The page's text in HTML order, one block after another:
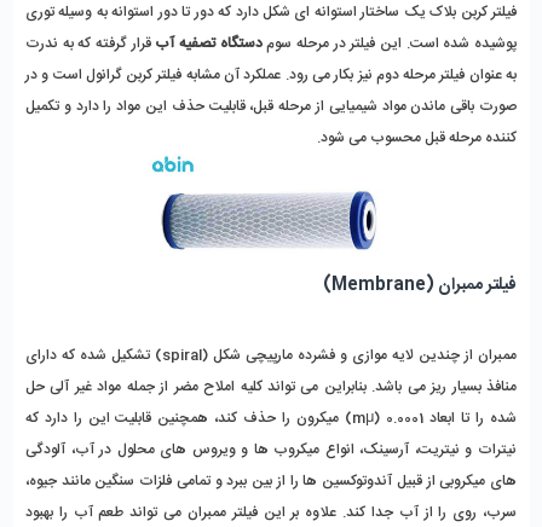
فیلتر کربن بلاک یک ساختار استوانه ای شکل دارد که دور تا دور استوانه به وسیله توری
پوشیده شده است. این فیلتر در مرحله سومدستگاه تصفیه آبقرار گرفته که به ندرت
به عنوان فیلتر مرحله دوم نیز بکار می رود. عملکرد آن مشابه فیلتر کربن گرانول است و در
صورت باقی ماندن مواد شیمیایی از مرحله قبل، قابلیت حذف این مواد را دارد و تکمیل
کننده مرحله قبل محسوب می شود.
فیلتر ممبران (Membrane)
ممبران از چندین لایه موازی و فشرده مارپیچی شکل (spiral) تشکیل شده که دارای
منافذ بسیار ریز می باشد. بنابراین می تواند کلیه املاح مضر از جمله مواد غیر آلی حل
شده را تا ابعاد 0.0001 (mµ) میکرون را حذف کند، همچنین قابلیت این را دارد که
نیترات و نیتریت، آرسینک، انواع میکروب ها و ویروس های محلول در آب، آلودگی
های میکروبی از قبیل آندوتوکسین ها را از بین ببرد و تمامی فلزات سنگین مانند جیوه،
سرب، روی را از آب جدا کند. علاوه بر این فیلتر ممبران می تواند طعم آب را بهبود